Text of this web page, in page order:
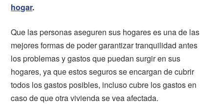
hogar.
Que las personas aseguren sus hogares es una de las
mejores formas de poder garantizar tranquilidad antes
los problemas y gastos que puedan surgir en sus
hogares, ya que estos seguros se encargan de cubrir
todos los gastos posibles, incluso cubre los gastos en
caso de que otra vivienda se vea afectada.